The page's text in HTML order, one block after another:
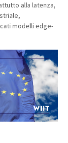
alla latenza,
modelli edge-